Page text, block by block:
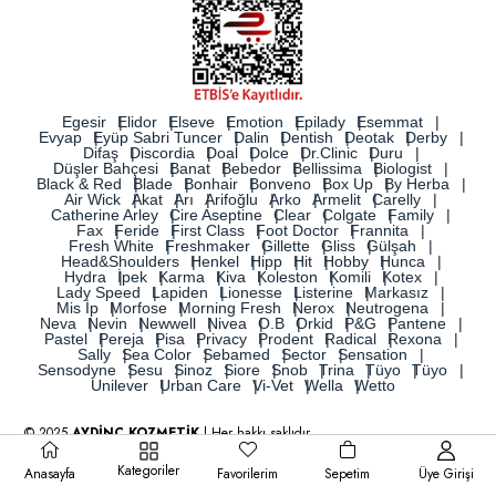
Egesir Elidor Elseve Emotion Epilady
Esemmat
Evyap
Eyüp Sabri Tuncer Dalin Dentish Deotak
Derby
Difaş
Discordia Doal Dolce Dr.Clinic
Duru
Düşler Bahçesi
Banat Bebedor Bellissima
Biologist
Black & Red
Blade Bonhair Bonveno Box Up
By Herba
Air Wick
Akat Arı Arifoğlu Arko Armelit
Carelly
Catherine Arley
Cire Aseptine Clear Colgate
Family
Fax
Feride First Class Foot Doctor
Frannita
Fresh White
Freshmaker Gillette Gliss
Gülşah
Head&Shoulders
Henkel Hipp Hit Hobby
Hunca
Hydra
İpek Karma Kiva Koleston Komili
Kotex
Lady Speed
Lapiden Lionesse Listerine
Markasız
Mis İp
Morfose Morning Fresh Nerox
Neutrogena
Neva
Nevin Newwell Nivea O.B Orkid P&G
Pantene
Pastel
Pereja Pisa Privacy Prodent Radical
Rexona
Sally
Sea Color Sebamed Sector
Sensation
Sensodyne
Sesu Sinoz Siore Snob Trina Tüyo
Tüyo
Unilever
Urban Care Vi-Vet Wella Wetto
© 2025AYDİNÇ KOZMETİK| Her hakkı saklıdır.
Anasayfa Kategoriler Favorilerim Sepetim Üye Girişi